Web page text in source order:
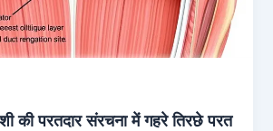
की परतदार संरचना में गहरे तिरछे परत